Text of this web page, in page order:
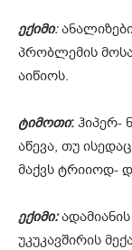
ექიმი:
პრობლემის
აიწიოს.
ტიმოთი: ჰიპერ-
აწევა, თუ
მაქვს ტრიიოდ-
ექიმი:
უკუკავშირის